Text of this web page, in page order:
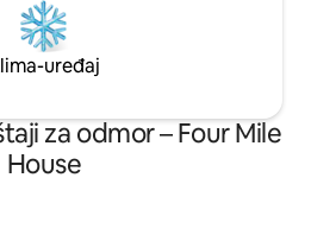
uređaj
za odmor – Four Mile
House